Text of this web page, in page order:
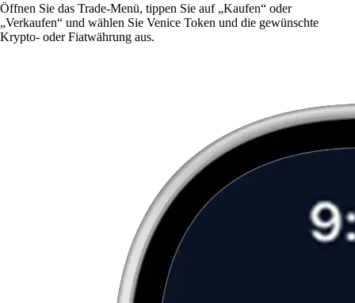
Öffnen Sie das Trade-Menü, tippen Sie auf „Kaufen“ oder
„Verkaufen“ und wählen Sie Venice Token und die gewünschte
Krypto- oder Fiatwährung aus.